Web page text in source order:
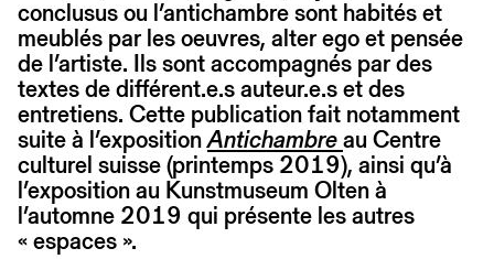
conclusus ou l’antichambre sont habités et
meublés par les oeuvres, alter ego et pensée
de l’artiste. Ils sont accompagnés par des
textes de différent.e.s auteur.e.s et des
entretiens. Cette publication fait notamment
suite à l’expositionAntichambreau Centre
culturel suisse (printemps 2019), ainsi qu’à
l’exposition au Kunstmuseum Olten à
l’automne 2019 qui présente les autres
« espaces ».